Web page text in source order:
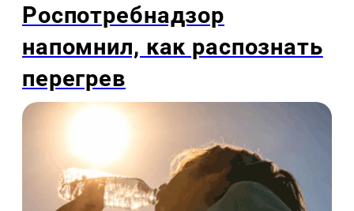
Роспотребнадзор
напомнил, как распознать
перегрев